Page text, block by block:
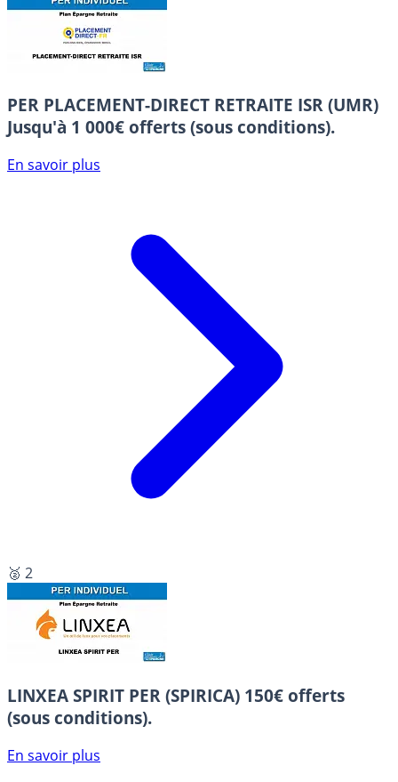
PER PLACEMENT-DIRECT RETRAITE ISR (UMR)
Jusqu'à 1 000€ offerts (sous conditions).
En savoir plus
🥈 2
LINXEA SPIRIT PER (SPIRICA) 150€ offerts
(sous conditions).
En savoir plus